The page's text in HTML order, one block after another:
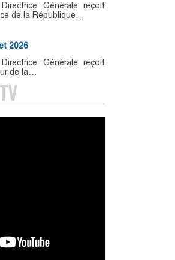
Générale reçoit
de la République…
2026
Générale reçoit
de la…